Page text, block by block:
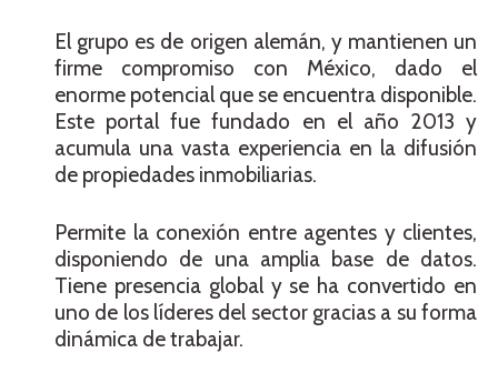
El grupo es de origen alemán, y mantienen un
firme compromiso con México, dado el
enorme potencial que se encuentra disponible.
Este portal fue fundado en el año 2013 y
acumula una vasta experiencia en la difusión
de propiedades inmobiliarias.
Permite la conexión entre agentes y clientes,
disponiendo de una amplia base de datos.
Tiene presencia global y se ha convertido en
uno de los líderes del sector gracias a su forma
dinámica de trabajar.